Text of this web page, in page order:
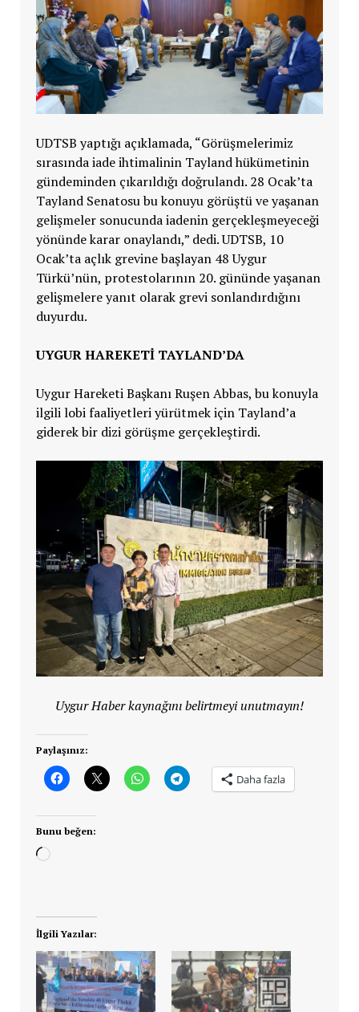
UDTSB yaptığı açıklamada, “Görüşmelerimiz
sırasında iade ihtimalinin Tayland hükümetinin
gündeminden çıkarıldığı doğrulandı. 28 Ocak’ta
Tayland Senatosu bu konuyu görüştü ve yaşanan
gelişmeler sonucunda iadenin gerçekleşmeyeceği
yönünde karar onaylandı,” dedi. UDTSB, 10
Ocak’ta açlık grevine başlayan 48 Uygur
Türkü’nün, protestolarının 20. gününde yaşanan
gelişmelere yanıt olarak grevi sonlandırdığını
duyurdu.
UYGUR HAREKETI TAYLAND’DA
Uygur Hareketi Başkanı Ruşen Abbas, bu konuyla
ilgili lobi faaliyetleri yürütmek için Tayland’a
giderek bir dizi görüşme gerçekleştirdi.
Uygur Haber kaynağını belirtmeyi unutmayın!
Paylaşınız:
Daha fazla
Bunu beğen:
Yükleniyor...
İlgili Yazılar: